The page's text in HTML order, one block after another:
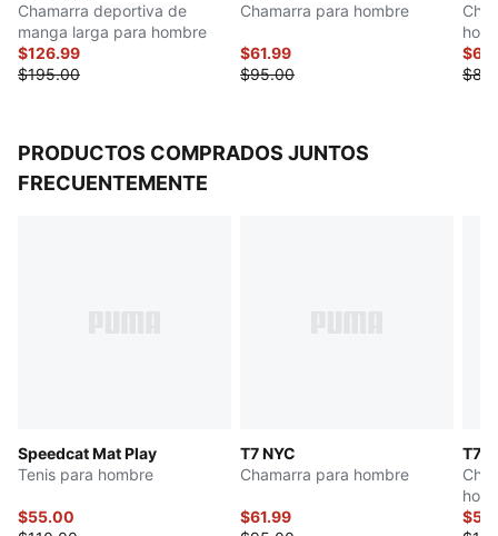
Chamarra deportiva de
manga larga para hombre
$126.99
$195.00
Chamarra para hombre
$61.99
$95.00
PRODUCTOS COMPRADOS JUNTOS
FRECUENTEMENTE
Speedcat Mat Play
Tenis para hombre
$55.00
T7 NYC
Chamarra para hombre
$61.99
T7